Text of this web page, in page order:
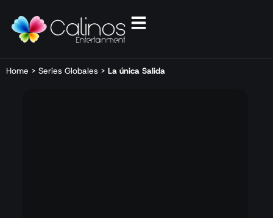
Home > Series Globales > La única Salida